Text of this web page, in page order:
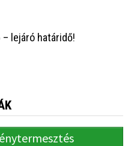
lejáró határidő!